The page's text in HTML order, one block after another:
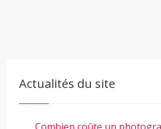
Actualités du site